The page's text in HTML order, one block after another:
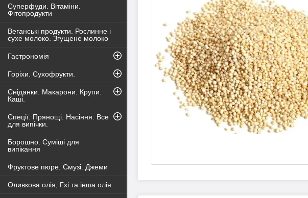
Суперфуди. Вітаміни.
Фітопродукти
Веганські продукти. Рослинне і
сухе молоко. Згущене молоко
Гастрономія
Горіхи. Сухофрукти.
Сніданки. Макарони. Крупи.
Каші.
Спеції. Прянощі. Насіння. Все
для випічки.
Борошно. Суміші для
випікання
Фруктове пюре. Смузі. Джеми
Оливкова олія, Гхі та інша олія